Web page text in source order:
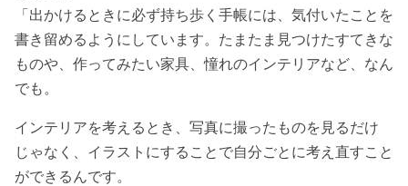
「出かけるときに必ず持ち歩く手帳には、気付いたことを
書き留めるようにしています。たまたま見つけたすてきな
ものや、作ってみたい家具、憧れのインテリアなど、なん
でも。
インテリアを考えるとき、写真に撮ったものを見るだけ
じゃなく、イラストにすることで自分ごとに考え直すこと
ができるんです。